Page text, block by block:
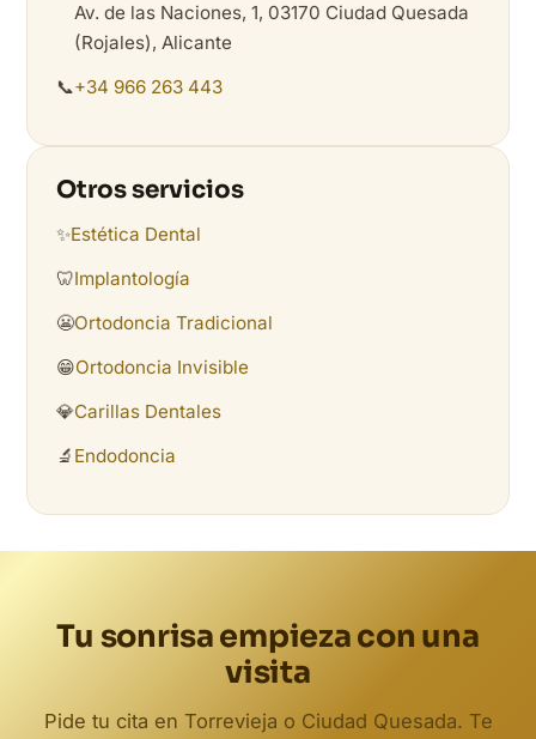
Av. de las Naciones, 1, 03170 Ciudad Quesada
(Rojales), Alicante
📞+34 966 263 443
Otros servicios
✨Estética Dental
🦷Implantología
😬Ortodoncia Tradicional
😁Ortodoncia Invisible
💎Carillas Dentales
🔬 Endodoncia
Tu sonrisa empieza con una
visita
Pide tu cita en Torrevieja o Ciudad Quesada. Te